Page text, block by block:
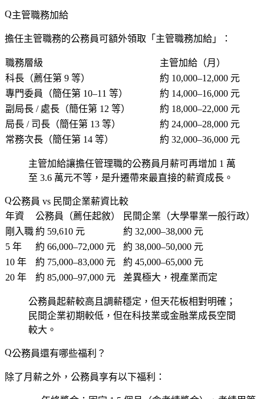
主管職務加給
擔任主管職務的公務員可額外領取「主管職務加給」：
職務層級
主管加給（月）
科長（薦任第 9 等）
約 10,000–12,000 元
專門委員（簡任第 10–11 等）
約 14,000–16,000 元
副局長 / 處長（簡任第 12 等）
約 18,000–22,000 元
局長 / 司長（簡任第 13 等）
約 24,000–28,000 元
常務次長（簡任第 14 等）
約 32,000–36,000 元
主管加給讓擔任管理職的公務員月薪可再增加 1 萬
至 3.6 萬元不等，是升遷帶來最直接的薪資成長。
公務員 vs 民間企業薪資比較
年資
公務員（薦任起敘）
民間企業（大學畢業一般行政）
剛入職約 59,610 元
約 32,000–38,000 元
5 年
約 66,000–72,000 元
約 38,000–50,000 元
10 年
約 75,000–83,000 元
約 45,000–65,000 元
20 年
約 85,000–97,000 元 差異極大，視產業而定
公務員起薪較高且調薪穩定，但天花板相對明確；
民間企業初期較低，但在科技業或金融業成長空間
較大。
公務員還有哪些福利？
除了月薪之外，公務員享有以下福利：